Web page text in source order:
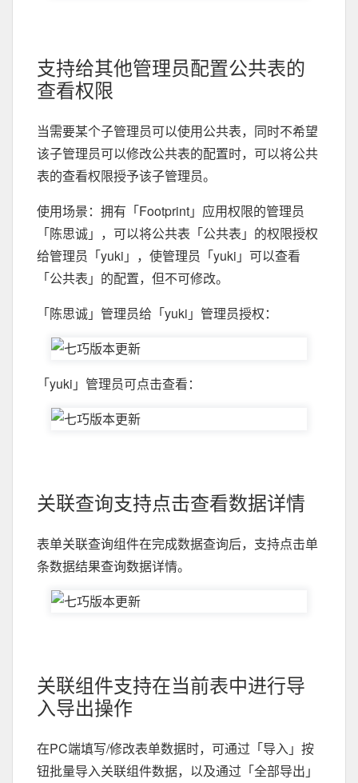
支持给其他管理员配置公共表的
查看权限
当需要某个子管理员可以使用公共表，同时不希望
该子管理员可以修改公共表的配置时，可以将公共
表的查看权限授予该子管理员。
使用场景：拥有「Footprint」应用权限的管理员
「陈思诚」，可以将公共表「公共表」的权限授权
给管理员「yuki」，使管理员「yuki」可以查看
「公共表」的配置，但不可修改。
「陈思诚」管理员给「yuki」管理员授权：
「yuki」管理员可点击查看：
关联查询支持点击查看数据详情
表单关联查询组件在完成数据查询后，支持点击单
条数据结果查询数据详情。
关联组件支持在当前表中进行导
入导出操作
在PC端填写/修改表单数据时，可通过「导入」按
钮批量导入关联组件数据，以及通过「全部导出」